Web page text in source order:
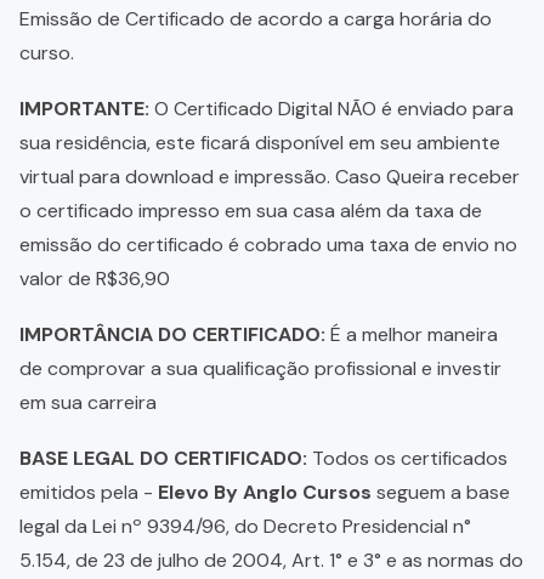
Emissão de Certificado de acordo a carga horária do
curso.
IMPORTANTE: O Certificado Digital NÃO é enviado para
sua residência, este ficará disponível em seu ambiente
virtual para download e impressão. Caso Queira receber
o certificado impresso em sua casa além da taxa de
emissão do certificado é cobrado uma taxa de envio no
valor de R$36,90
IMPORTÂNCIA DO CERTIFICADO: É a melhor maneira
de comprovar a sua qualificação profissional e investir
em sua carreira
BASE LEGAL DO CERTIFICADO: Todos os certificados
emitidos pela - Elevo By Anglo Cursos seguem a base
legal da Lei nº 9394/96, do Decreto Presidencial n°
5.154, de 23 de julho de 2004, Art. 1° e 3° e as normas do